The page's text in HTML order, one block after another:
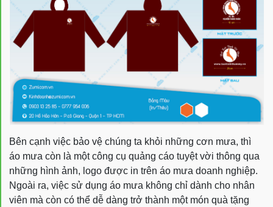
Bên cạnh việc bảo vệ chúng ta khỏi những cơn mưa, thì
áo mưa còn là một công cụ quảng cáo tuyệt vời thông qua
những hình ảnh, logo được in trên áo mưa doanh nghiệp.
Ngoài ra, việc sử dụng áo mưa không chỉ dành cho nhân
viên mà còn có thể dễ dàng trở thành một món quà tặng